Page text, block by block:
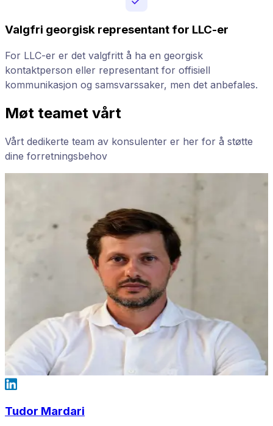
Valgfri georgisk representant for LLC-er
For LLC-er er det valgfritt å ha en georgisk
kontaktperson eller representant for offisiell
kommunikasjon og samsvarssaker, men det anbefales.
Møt teamet vårt
Vårt dedikerte team av konsulenter er her for å støtte
dine forretningsbehov
Tudor Mardari